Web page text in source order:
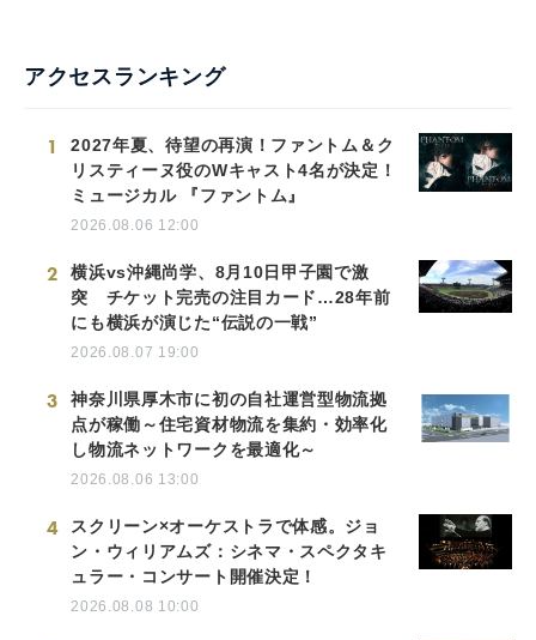
アクセスランキング
1
2027年夏、待望の再演！ファントム＆ク
リスティーヌ役のWキャスト4名が決定！
ミュージカル 『ファントム』
2026.08.06 12:00
2
横浜vs沖縄尚学、8月10日甲子園で激
突 チケット完売の注目カード…28年前
にも横浜が演じた“伝説の一戦”
2026.08.07 19:00
3
神奈川県厚木市に初の自社運営型物流拠
点が稼働～住宅資材物流を集約・効率化
し物流ネットワークを最適化～
2026.08.06 13:00
4
スクリーン×オーケストラで体感。ジョ
ン・ウィリアムズ：シネマ・スペクタキ
ュラー・コンサート開催決定！
2026.08.08 10:00